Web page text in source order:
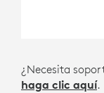
¿Necesita
haga clic aquí.